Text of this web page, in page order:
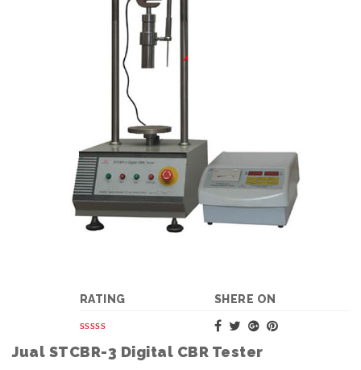
SHERE ON
RATING
Jual STCBR-3 Digital CBR Tester